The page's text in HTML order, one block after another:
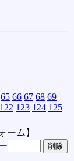
65 66 67 68 69
122 123 124 125
ーム】